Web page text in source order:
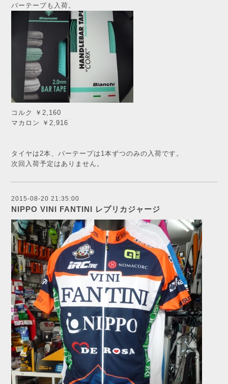
バーテープも入荷。
コルク ￥2,160
マカロン ￥2,916
タイヤは2本、バーテープは1本ずつのみの入荷です。
次回入荷予定はありません。
2015-08-20 21:35:00
NIPPO VINI FANTINI レプリカジャージ